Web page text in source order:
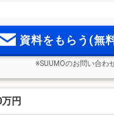
資料をもらう(無
※SUUMOのお問い合わ
円